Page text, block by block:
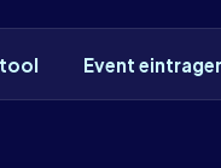
Event